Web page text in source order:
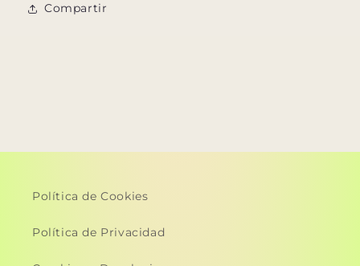
Compartir
Política de Cookies
Política de Privacidad